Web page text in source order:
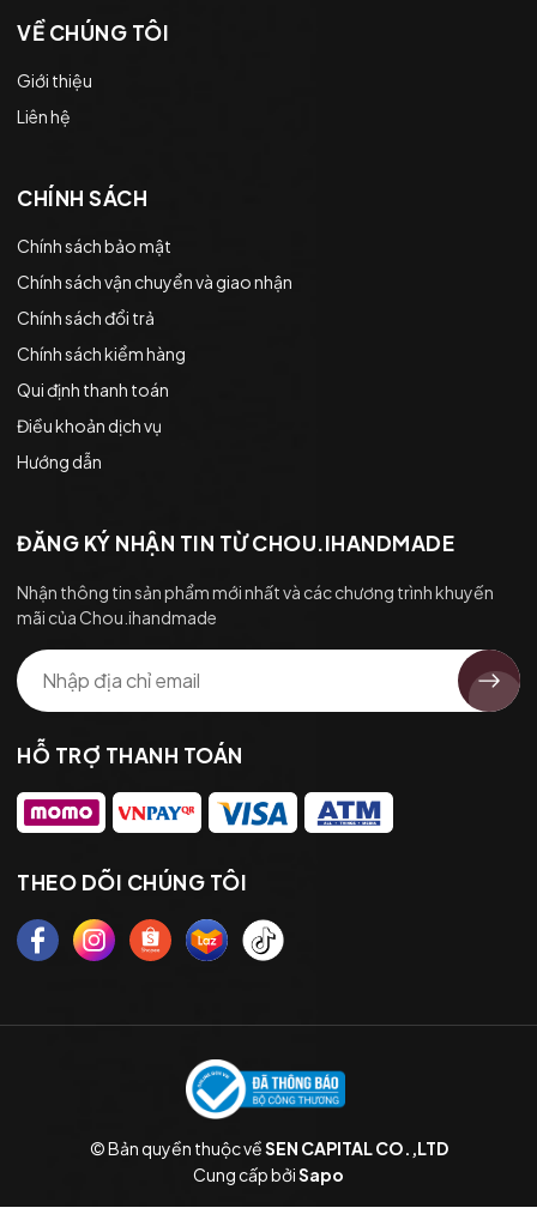
VỀ CHÚNG TÔI
Giới thiệu
Liên hệ
CHÍNH SÁCH
Chính sách bảo mật
Chính sách vận chuyển và giao nhận
Chính sách đổi trả
Chính sách kiểm hàng
Qui định thanh toán
Điều khoản dịch vụ
Hướng dẫn
ĐĂNG KÝ NHẬN TIN TỪ CHOU.IHANDMADE
Nhận thông tin sản phẩm mới nhất và các chương trình khuyến
mãi của Chou.ihandmade
HỖ TRỢ THANH TOÁN
THEO DÕI CHÚNG TÔI
© Bản quyền thuộc vềSEN CAPITAL CO.,LTD
Cung cấp bởiSapo